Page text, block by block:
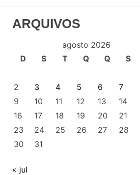
ARQUIVOS
agosto 2026
D
S T Q Q S
2
3 4 5 6 7
9
10 11 12 13 14
16
17 18 19 20 21
23
24 25 26 27 28
30
31
« jul